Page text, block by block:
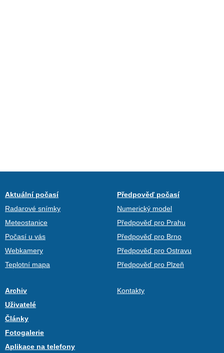
Aktuální počasí
Radarové snímky
Meteostanice
Počasí u vás
Webkamery
Teplotní mapa
Předpověď počasí
Numerický model
Předpověď pro Prahu
Předpověď pro Brno
Předpověď pro Ostravu
Předpověď pro Plzeň
Archiv
Uživatelé
Články
Fotogalerie
Aplikace na telefony
Kontakty